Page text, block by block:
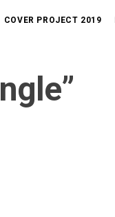
COVER PROJECT 2019